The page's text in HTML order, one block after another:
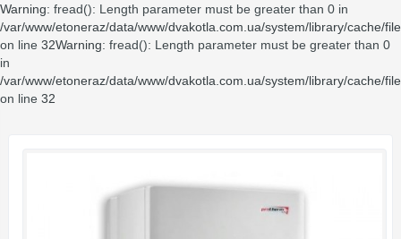
Warning: fread(): Length parameter must be greater than 0 in
/var/www/etoneraz/data/www/dvakotla.com.ua/system/library/cache/
on line 32Warning: fread(): Length parameter must be greater than 0
in
/var/www/etoneraz/data/www/dvakotla.com.ua/system/library/cache/
on line 32